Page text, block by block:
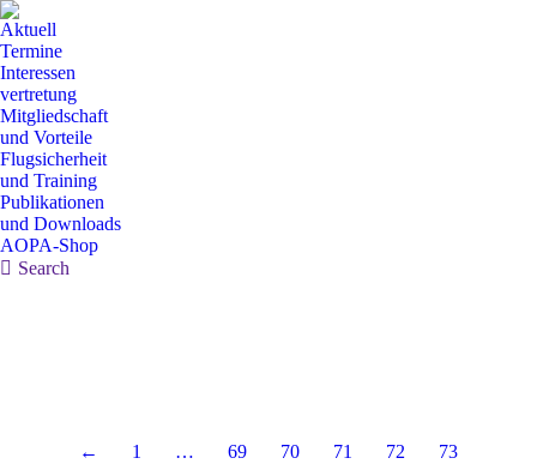
Aktuell
Termine
Interessen
vertretung
Mitgliedschaft
und Vorteile
Flugsicherheit
und Training
Publikationen
und Downloads
AOPA-Shop
Search:
Search
← 1 … 69 70 71 72 73